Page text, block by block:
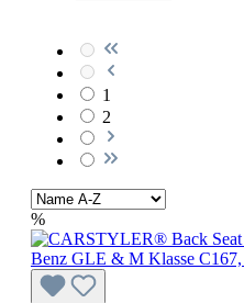
1
2
%